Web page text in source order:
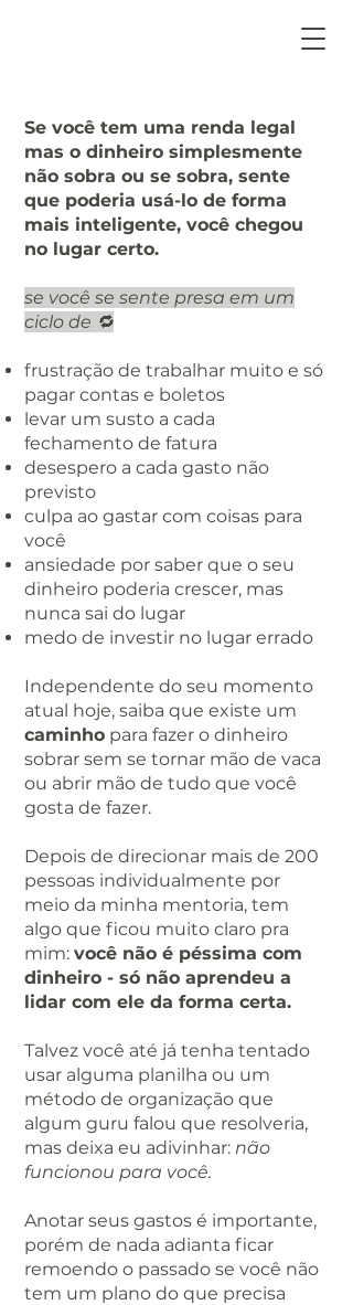
Se você tem uma renda legal
mas o dinheiro simplesmente
não sobra ou se sobra, sente
que poderia usá-lo de forma
mais inteligente, você chegou
no lugar certo.
se você se sente presa em um
ciclo de 🔁
frustração de trabalhar muito e só
pagar contas e boletos
levar um susto a cada
fechamento de fatura
desespero a cada gasto não
previsto
culpa ao gastar com coisas para
você
ansiedade por saber que o seu
dinheiro poderia crescer, mas
nunca sai do lugar
medo de investir no lugar errado
Independente do seu momento
atual hoje, saiba que existe um
caminho para fazer o dinheiro
sobrar sem se tornar mão de vaca
ou abrir mão de tudo que você
gosta de fazer.
Depois de direcionar mais de 200
pessoas individualmente por
meio da minha mentoria, tem
algo que ficou muito claro pra
mim: você não é péssima com
dinheiro - só não aprendeu a
lidar com ele da forma certa.
Talvez você até já tenha tentado
usar alguma planilha ou um
método de organização que
algum guru falou que resolveria,
mas deixa eu adivinhar: não
funcionou para você.
Anotar seus gastos é importante,
porém de nada adianta ficar
remoendo o passado se você não
tem um plano do que precisa